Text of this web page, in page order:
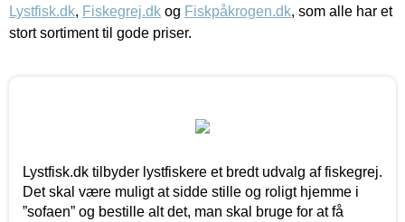
Lystfisk.dk, Fiskegrej.dk og Fiskpåkrogen.dk, som alle har et
stort sortiment til gode priser.
Lystfisk.dk tilbyder lystfiskere et bredt udvalg af fiskegrej.
Det skal være muligt at sidde stille og roligt hjemme i
”sofaen” og bestille alt det, man skal bruge for at få